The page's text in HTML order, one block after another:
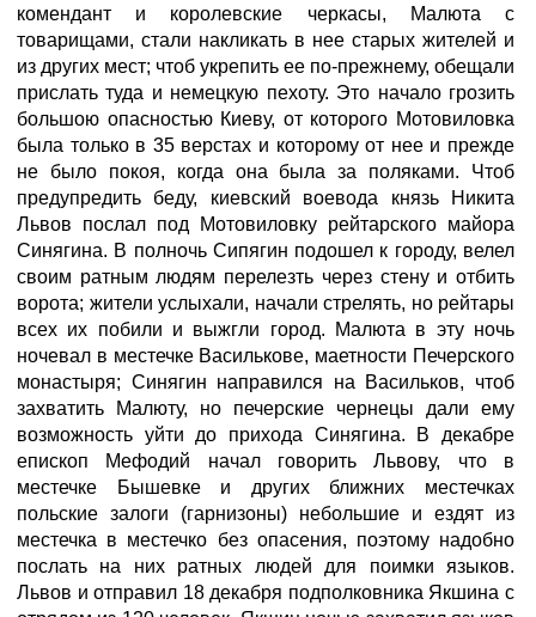
комендант и королевские черкасы, Малюта с
товарищами, стали накликать в нее старых жителей и
из других мест; чтоб укрепить ее по-прежнему, обещали
прислать туда и немецкую пехоту. Это начало грозить
большою опасностью Киеву, от которого Мотовиловка
была только в 35 верстах и которому от нее и прежде
не было покоя, когда она была за поляками. Чтоб
предупредить беду, киевский воевода князь Никита
Львов послал под Мотовиловку рейтарского майора
Синягина. В полночь Сипягин подошел к городу, велел
своим ратным людям перелезть через стену и отбить
ворота; жители услыхали, начали стрелять, но рейтары
всех их побили и выжгли город. Малюта в эту ночь
ночевал в местечке Василькове, маетности Печерского
монастыря; Синягин направился на Васильков, чтоб
захватить Малюту, но печерские чернецы дали ему
возможность уйти до прихода Синягина. В декабре
епископ Мефодий начал говорить Львову, что в
местечке Бышевке и других ближних местечках
польские залоги (гарнизоны) небольшие и ездят из
местечка в местечко без опасения, поэтому надобно
послать на них ратных людей для поимки языков.
Львов и отправил 18 декабря подполковника Якшина с